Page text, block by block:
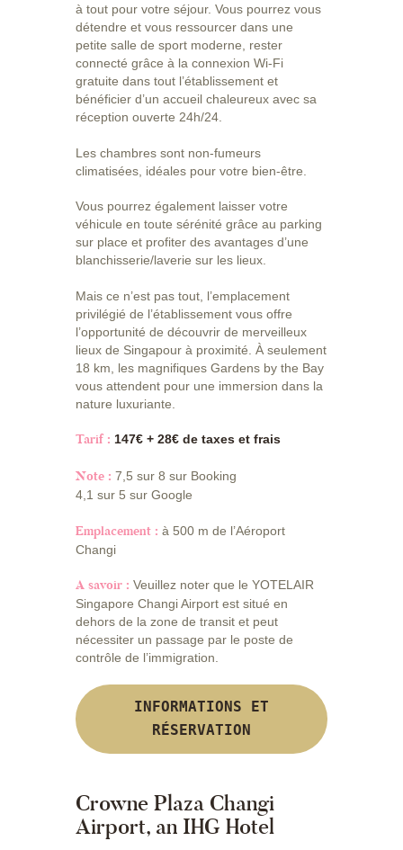
à tout pour votre séjour. Vous pourrez vous
détendre et vous ressourcer dans une
petite salle de sport moderne, rester
connecté grâce à la connexion Wi-Fi
gratuite dans tout l’établissement et
bénéficier d’un accueil chaleureux avec sa
réception ouverte 24h/24.
Les chambres sont non-fumeurs
climatisées, idéales pour votre bien-être.
Vous pourrez également laisser votre
véhicule en toute sérénité grâce au parking
sur place et profiter des avantages d’une
blanchisserie/laverie sur les lieux.
Mais ce n’est pas tout, l’emplacement
privilégié de l’établissement vous offre
l’opportunité de découvrir de merveilleux
lieux de Singapour à proximité. À seulement
18 km, les magnifiques Gardens by the Bay
vous attendent pour une immersion dans la
nature luxuriante.
Tarif : 147€ + 28€ de taxes et frais
Note : 7,5 sur 8 sur Booking
4,1 sur 5 sur Google
Emplacement : à 500 m de l’Aéroport
Changi
A savoir : Veuillez noter que le YOTELAIR
Singapore Changi Airport est situé en
dehors de la zone de transit et peut
nécessiter un passage par le poste de
contrôle de l’immigration.
INFORMATIONS ET
RÉSERVATION
Crowne Plaza Changi
Airport, an IHG Hotel